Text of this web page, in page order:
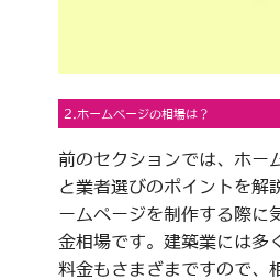
2.ホームページの相場は？
前のセクションでは、ホー
と業者選びのポイントを解
ームページを制作する際に
金相場です。建築業には多
料金もさまざまですので、